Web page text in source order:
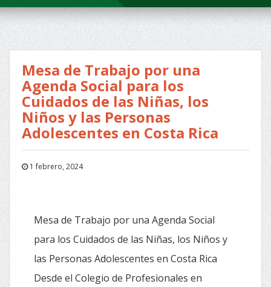
Mesa de Trabajo por una
Agenda Social para los
Cuidados de las Niñas, los
Niños y las Personas
Adolescentes en Costa Rica
1 febrero, 2024
Mesa de Trabajo por una Agenda Social
para los Cuidados de las Niñas, los Niños y
las Personas Adolescentes en Costa Rica
Desde el Colegio de Profesionales en